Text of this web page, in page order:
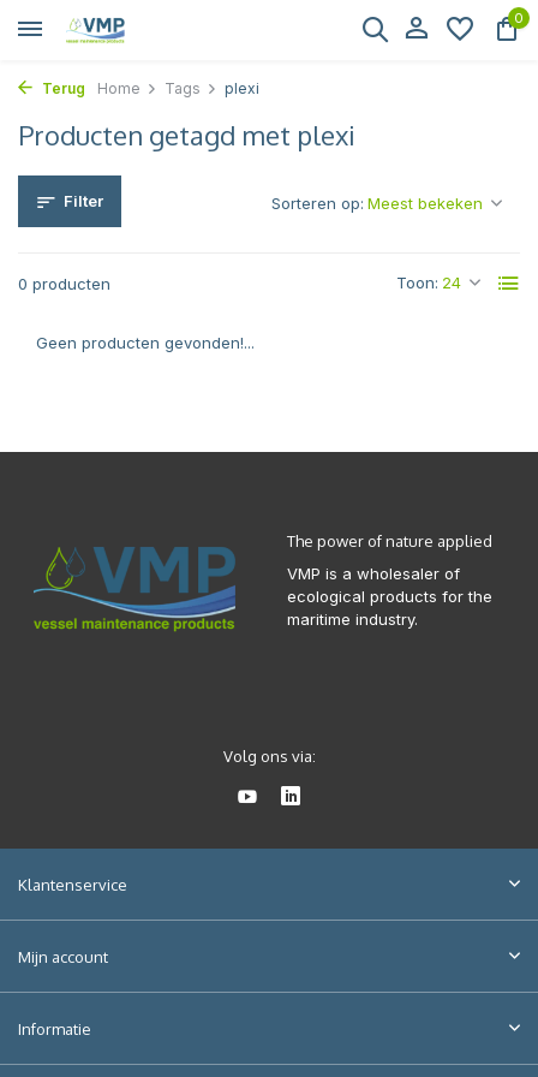
0
Terug Home Tags plexi
Producten getagd met plexi
Filter
0 producten Toon:
Sorteren op:
Geen producten gevonden!...
The power of nature applied
VMP is a wholesaler of
ecological products for the
maritime industry.
Volg ons via:
Klantenservice
Mijn account
Informatie